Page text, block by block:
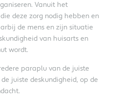
Vanuit het
deze zorg nodig hebben en
de mens en zijn situatie
van huisarts en
wordt.
paraplu van de juiste
juiste deskundigheid, op de